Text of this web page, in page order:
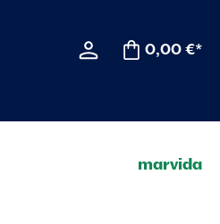
0,00 €*
marvida